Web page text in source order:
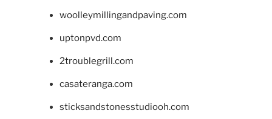
woolleymillingandpaving.com
uptonpvd.com
2troublegrill.com
casateranga.com
sticksandstonesstudiooh.com